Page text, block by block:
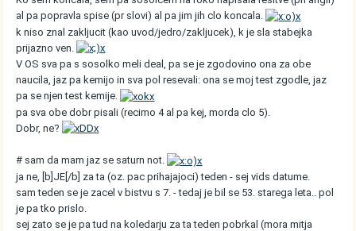
al pa popravla spise (pr slovi) al pa jim jih clo koncala.
k niso znal zakljucit (kao uvod/jedro/zakljucek), k je sla stabejka
prijazno ven.
V OS sva pa s sosolko meli deal, pa se je zgodovino ona za obe
naucila, jaz pa kemijo in sva pol resevali: ona se moj test zgodle, jaz
pa se njen test kemije.
pa sva obe dobr pisali (recimo 4 al pa kej, morda clo 5).
Dobr, ne?
# sam da mam jaz se saturn not.
ja ne, [b]JE[/b] za ta (oz. pac prihajajoci) teden - sej vids datume.
sam teden se je zacel v bistvu s 7. - tedaj je bil se 53. starega leta.. pol
je pa tko prislo.
sej zato se je pa tud na koledarju za ta teden pobrkal (mora mitja